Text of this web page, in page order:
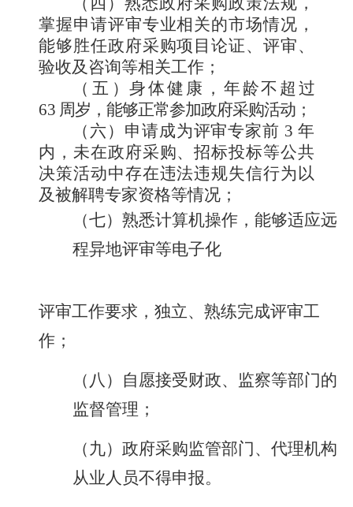
掌握申请评审专业相关的市场情况，
能够胜任政府采购项目论证、评审、
验收及咨询等相关工作；
（五 ）身体健康，年龄不超过
63 周岁，能够正常参加政府采购活动；
（六） 申请成为评审专家前 3 年
内，未在政府采购、招标投标等公共
决策活动中存在违法违规失信行为以
及被解聘专家资格等情况；
（七）熟悉计算机操作，能够适应远
程异地评审等电子化
评审工作要求，独立、熟练完成评审工
作；
（八）自愿接受财政、监察等部门的
监督管理；
（九）政府采购监管部门、代理机构
从业人员不得申报。